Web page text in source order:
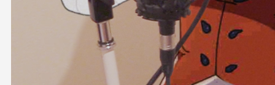
よくある質問
サポーターガイドライン